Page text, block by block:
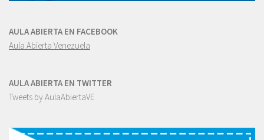
AULA ABIERTA EN FACEBOOK
Aula Abierta Venezuela
AULA ABIERTA EN TWITTER
Tweets by AulaAbiertaVE